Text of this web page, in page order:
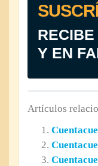
Y EN
Artículos